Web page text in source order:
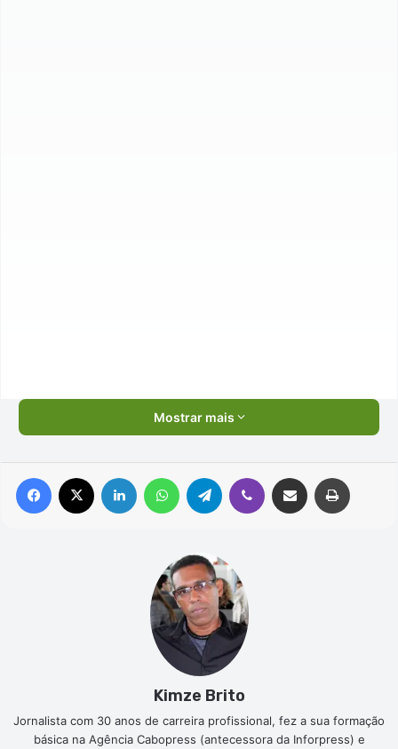
Mostrar mais
Facebook Linkedin WhatsAppTelegram Viber Compartilhar via e-mail
Kimze Brito
Jornalista com 30 anos de carreira profissional, fez a sua formação
básica na Agência Cabopress (antecessora da Inforpress) e